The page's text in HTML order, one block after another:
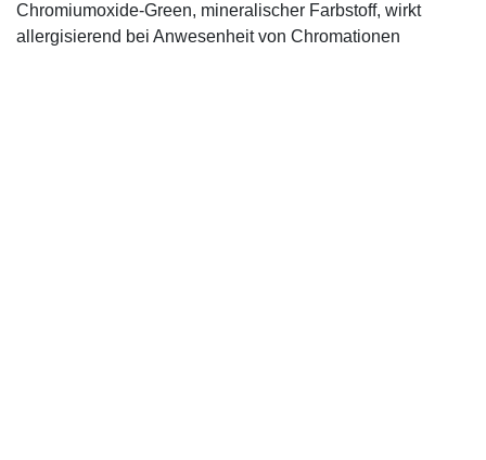
Chromiumoxide-Green, mineralischer ­Farbstoff, wirkt
allergisierend bei Anwesenheit von Chromationen